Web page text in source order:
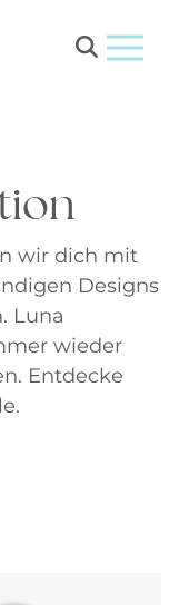
Menu
wir dich mit
Designs
Luna
wieder
Entdecke